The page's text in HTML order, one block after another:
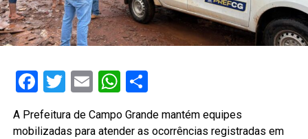
Facebook
Twitter
EmailWhatsApp
Share
A Prefeitura de Campo Grande mantém equipes
mobilizadas para atender as ocorrências registradas em